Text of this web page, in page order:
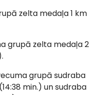
zelta medaļa 1 km
grupā zelta medaļa 2
grupā sudraba
min.) un sudraba